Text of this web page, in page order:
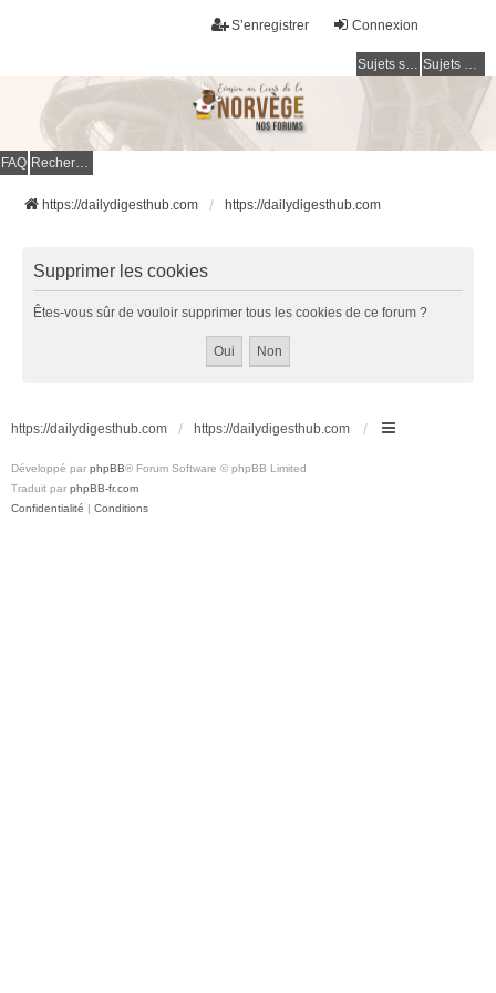
Connexion
S’enregistrer
Sujets sans réponse Sujets actifs
FAQ Rechercher
https://dailydigesthub.com https://dailydigesthub.com
Supprimer les cookies
Êtes-vous sûr de vouloir supprimer tous les cookies de ce forum ?
https://dailydigesthub.com https://dailydigesthub.com
Développé par phpBB® Forum Software © phpBB Limited
Traduit par phpBB-fr.com
Confidentialité | Conditions